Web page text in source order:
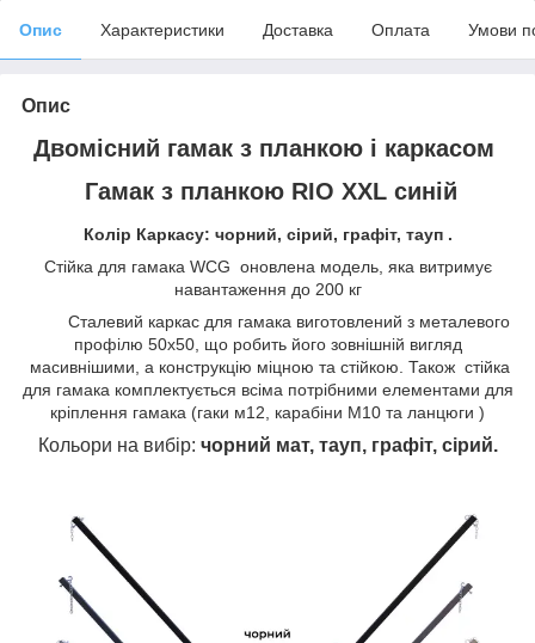
Опис Характеристики Доставка Оплата Умови
Опис
Двомісний гамак з планкою і каркасом
Гамак з планкою RIO XXL синій
Колір Каркасу: чорний, сірий, графіт, тауп .
Стійка для гамака WCG оновлена модель, яка витримує
навантаження до 200 кг
Сталевий каркас для гамака виготовлений з металевого
профілю 50х50, що робить його зовнішній вигляд
масивнішими, а конструкцію міцною та стійкою. Також стійка
для гамака комплектується всіма потрібними елементами для
кріплення гамака (гаки м12, карабіни М10 та ланцюги )
Кольори на вибір: чорний мат, тауп, графіт, сірий.